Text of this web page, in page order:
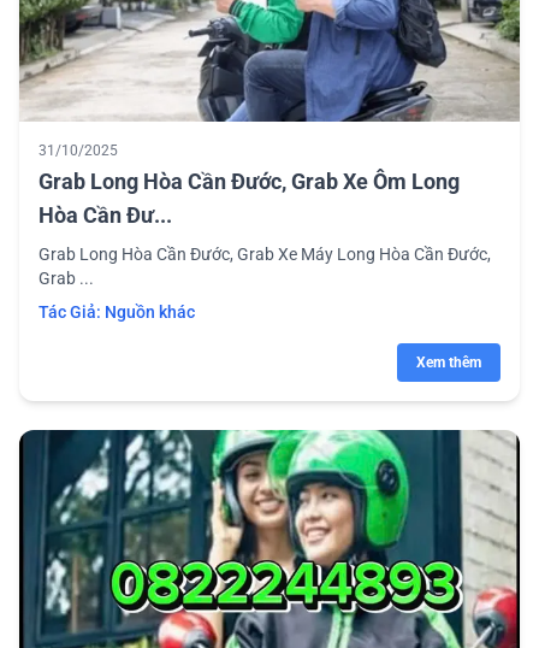
31/10/2025
Grab Long Hòa Cần Đước, Grab Xe Ôm Long
Hòa Cần Đư...
Grab Long Hòa Cần Đước, Grab Xe Máy Long Hòa Cần Đước,
Grab ...
Tác Giả: Nguồn khác
Xem thêm